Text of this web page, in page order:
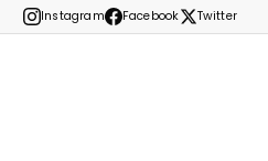
Instagram Facebook Twitter